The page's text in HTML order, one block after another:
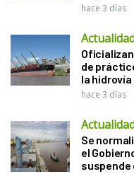
hace 3 días
de
la hidrovía
hace 3 días
Se
el
suspende